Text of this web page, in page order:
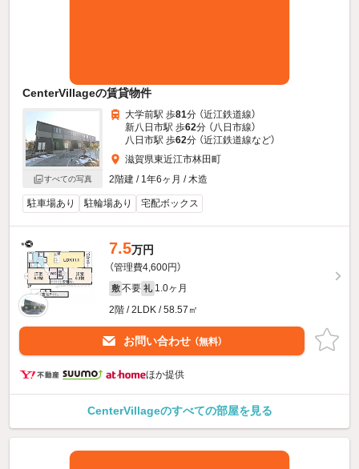
CenterVillageの賃貸物件
すべての写真
大学前駅 歩81分 （近江鉄道線）
新八日市駅 歩62分 （八日市線）
八日市駅 歩62分 （近江鉄道線など）
滋賀県東近江市林田町
2階建 / 1年6ヶ月 / 木造
駐車場あり 駐輪場あり 宅配ボックス
7.5万円
（管理費4,600円）
敷 不要 礼 1.0ヶ月
2階 / 2LDK / 58.57㎡
お問い合わせ （無料）
ほか提供
CenterVillageのすべての部屋を見る